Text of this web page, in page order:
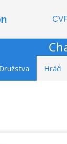
Družstva Hráči